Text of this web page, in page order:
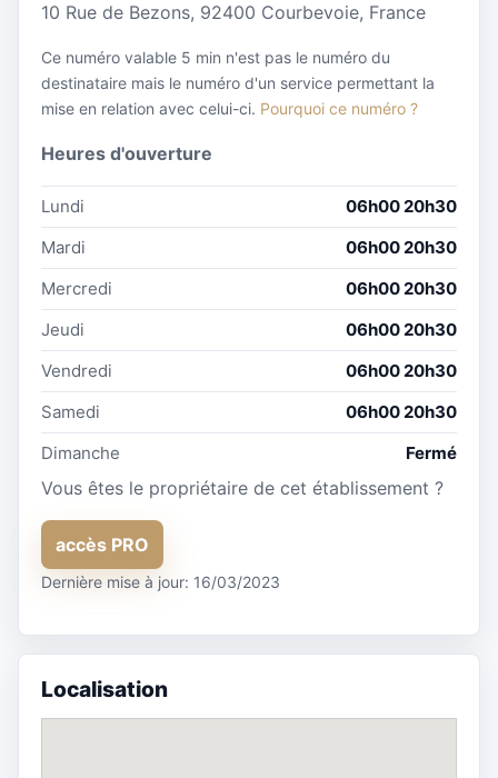
10 Rue de Bezons, 92400 Courbevoie, France
Ce numéro valable 5 min n'est pas le numéro du
destinataire mais le numéro d'un service permettant la
mise en relation avec celui-ci. Pourquoi ce numéro ?
Heures d'ouverture
Lundi
06h00 20h30
Mardi
06h00 20h30
Mercredi
06h00 20h30
Jeudi
06h00 20h30
Vendredi
06h00 20h30
Samedi
06h00 20h30
Dimanche
Fermé
Vous êtes le propriétaire de cet établissement ?
accès PRO
Dernière mise à jour: 16/03/2023
Localisation